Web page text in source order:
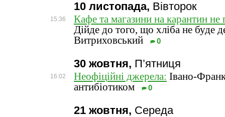
10 листопада, Вівторок
15:36
Кафе та магазини на карантин не
Дійде до того, що хліба не буде
Витриховський
0
30 жовтня, П’ятниця
16:02 Неофіційні джерела: Івано-
антибіотиком
0
21 жовтня, Середа